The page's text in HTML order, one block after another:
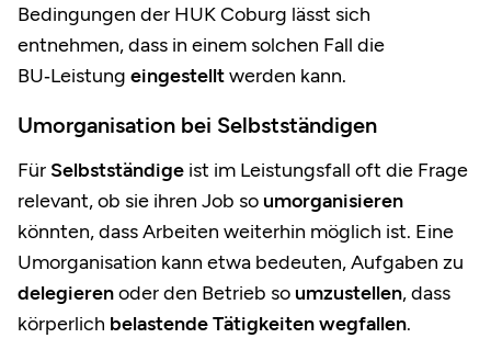
Bedingungen der HUK Coburg lässt sich
entnehmen, dass in einem solchen Fall die
BU‑Leistung eingestelltwerden kann.
Umorganisation bei Selbstständigen
Für Selbstständige ist im Leistungsfall oft die Frage
relevant, ob sie ihren Job so umorganisieren
könnten, dass Arbeiten weiterhin möglich ist. Eine
Umorganisation kann etwa bedeuten, Aufgaben zu
delegierenoder den Betrieb so umzustellen, dass
körperlich belastende Tätigkeiten wegfallen.